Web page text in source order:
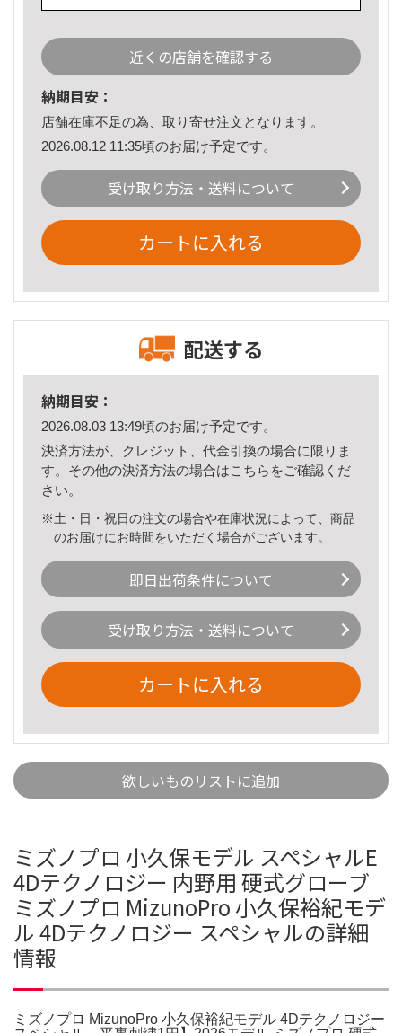
近くの店舗を確認する
納期目安：
店舗在庫不足の為、取り寄せ注文となります。
2026.08.12 11:35頃のお届け予定です。
受け取り方法・送料について
カートに入れる
配送する
納期目安：
2026.08.03 13:49頃のお届け予定です。
決済方法が、クレジット、代金引換の場合に限りま
す。その他の決済方法の場合はこちら をご確認くだ
さい。
※土・日・祝日の注文の場合や在庫状況によって、商品
のお届けにお時間をいただく場合がございます。
即日出荷条件について
受け取り方法・送料について
カートに入れる
欲しいものリストに追加
ミズノプロ 小久保モデル スペシャルE
4Dテクノロジー 内野用 硬式グローブ
ミズノプロ MizunoPro 小久保裕紀モデ
ル 4Dテクノロジー スペシャルの詳細
情報
ミズノプロ MizunoPro 小久保裕紀モデル 4Dテクノロジー